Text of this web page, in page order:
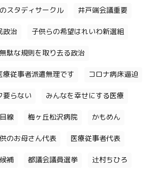
スタディサークル 井戸端会議重要
政治 子供らの希望はれいわ新選組
無駄な規則を取り去る政治
療従事者派遣無理です コロナ病床逼迫
要らない みんなを幸せにする医療
線 梅ヶ丘松沢病院 かもめん
のお母さん代表 医療従事者代表
補 都議会議員選挙 辻村ちひろ